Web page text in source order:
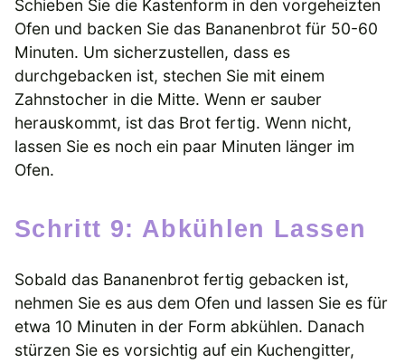
Schieben Sie die Kastenform in den vorgeheizten
Ofen und backen Sie das Bananenbrot für 50-60
Minuten. Um sicherzustellen, dass es
durchgebacken ist, stechen Sie mit einem
Zahnstocher in die Mitte. Wenn er sauber
herauskommt, ist das Brot fertig. Wenn nicht,
lassen Sie es noch ein paar Minuten länger im
Ofen.
Schritt 9: Abkühlen Lassen
Sobald das Bananenbrot fertig gebacken ist,
nehmen Sie es aus dem Ofen und lassen Sie es für
etwa 10 Minuten in der Form abkühlen. Danach
stürzen Sie es vorsichtig auf ein Kuchengitter,